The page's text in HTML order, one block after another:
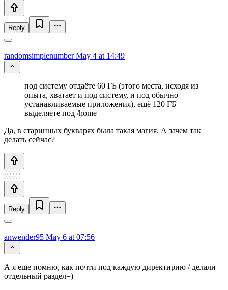
Reply
randomsimplenumberMay 4 at 14:49
под систему отдаёте 60 ГБ (этого места, исходя из
опыта, хватает и под систему, и под обычно
устанавливаемые приложения), ещё 120 ГБ
выделяете под /home
Да, в старинных букварях была такая магия. А зачем так
делать сейчас?
Reply
anwender95 May 6 at 07:56
А я еще помню, как почти под каждую директирию / делали
отдельный раздел=)